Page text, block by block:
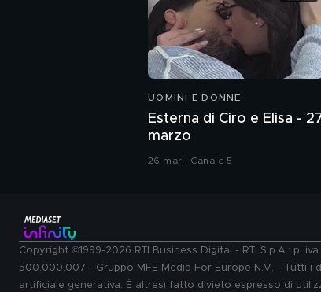
UOMINI E DONNE
Esterna di Ciro e Elisa -
marzo
26 mar | Canale 5
Copyright ©1999-2026 RTI Business Digital - RTI S.p.A.: p.
500.000.007 - Gruppo MFE Media For Europe N.V. - Tutti
artificiale generativa. È altresì fatto divieto espresso di